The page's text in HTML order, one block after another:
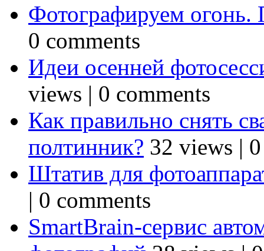
Фотографируем огонь.
0 comments
Идеи осенней
views | 0 comments
Как правильно снять
полтинник? 32 views |
Штатив для
| 0 comments
SmartBrain-сервис